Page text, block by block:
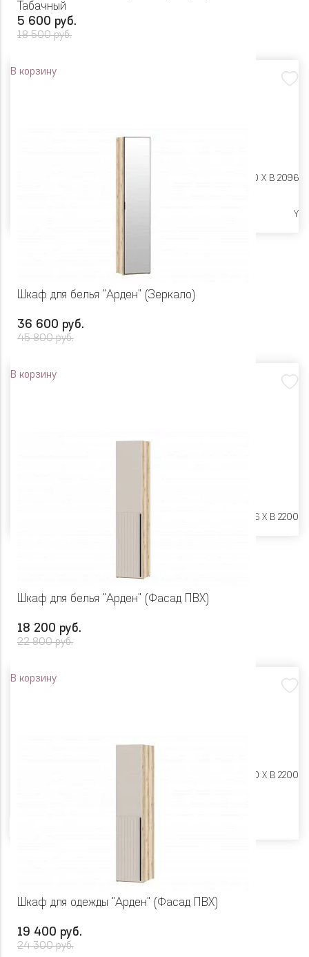
Табачный
5 600 руб.
18 500 руб.
В корзину
Ш 550 X Г 400 X В 2096
Y
Шкаф для белья "Арден" (Зеркало)
36 600 руб.
45 800 руб.
В корзину
Ш 450 X Г 406 X В 2200
Шкаф для белья "Арден" (Фасад ПВХ)
18 200 руб.
22 800 руб.
В корзину
Ш 450 X Г 400 X В 2200
Шкаф для одежды "Арден" (Фасад ПВХ)
19 400 руб.
24 300 руб.